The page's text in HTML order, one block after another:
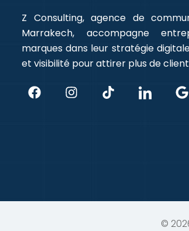
Z Consulting, agence de
Marrakech, accompagne
marques dans leur stratégie
et visibilité pour attirer plus de
©